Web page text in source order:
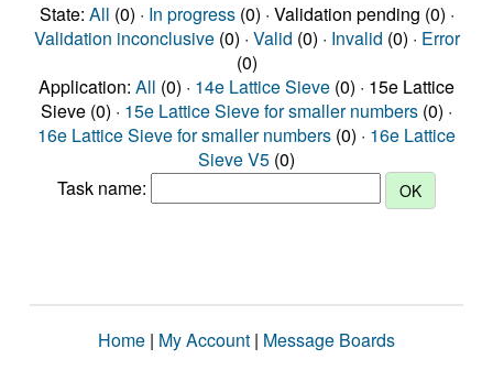
State: All (0) · In progress(0) · Validation pending (0) ·
Validation inconclusive(0) · Valid (0) · Invalid (0) · Error
(0)
Application: All (0) · 14e Lattice Sieve (0) · 15e Lattice
Sieve (0) · 15e Lattice Sieve for smaller numbers (0) ·
16e Lattice Sieve for smaller numbers (0) · 16e Lattice
Sieve V5 (0)
Task name:
Home | My Account | Message Boards